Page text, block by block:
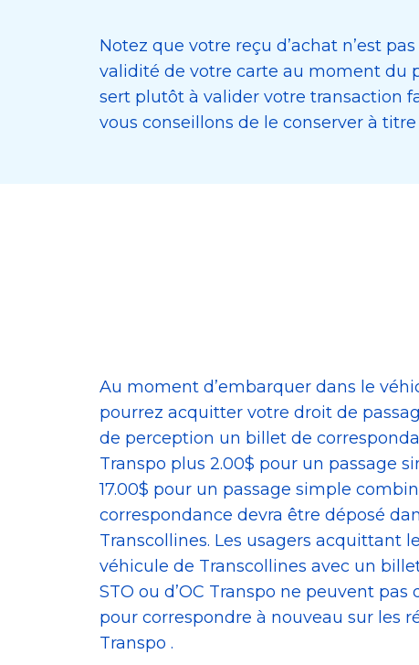
Notez que votre reçu d’achat n’est
validité de votre carte au moment du
sert plutôt à valider votre transaction
vous conseillons de le conserver à titre
Au moment d’embarquer dans le
pourrez acquitter votre droit de
de perception un billet de
Transpo plus 2.00$ pour un passage
17.00$ pour un passage simple
correspondance devra être déposé
Transcollines. Les usagers acquittant
véhicule de Transcollines avec un
STO ou d’OC Transpo ne peuvent
pour correspondre à nouveau sur les
Transpo .